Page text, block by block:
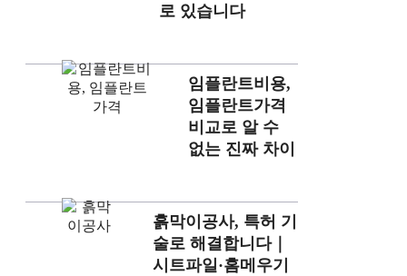
로 있습니다
임플란트비용,
임플란트가격
비교로 알 수
없는 진짜 차이
흙막이공사, 특허 기
술로 해결합니다｜
시트파일·홈메우기